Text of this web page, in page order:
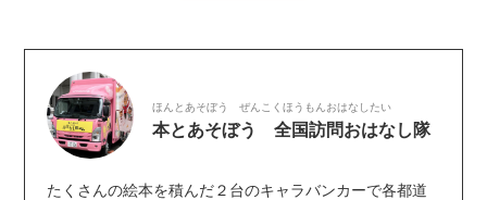
ほんとあそぼう ぜんこくほうもんおはなしたい
本とあそぼう 全国訪問おはなし隊
たくさんの絵本を積んだ２台のキャラバンカーで各都道